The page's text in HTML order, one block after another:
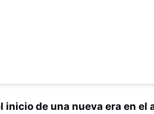
de una nueva era en el